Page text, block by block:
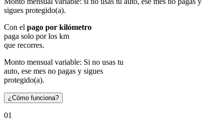
sigues protegido(a).
Con el pago por kilómetro
paga solo por los km
que recorres.
Monto mensual variable: Si no usas tu
auto, ese mes no pagas y sigues
protegido(a).
¿Cómo funciona?
01